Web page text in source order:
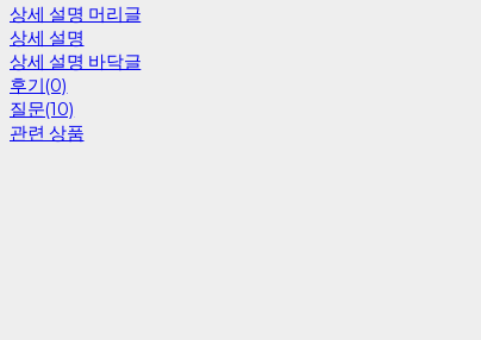
상세 설명 머리글
상세 설명
상세 설명 바닥글
후기(0)
질문(10)
관련 상품